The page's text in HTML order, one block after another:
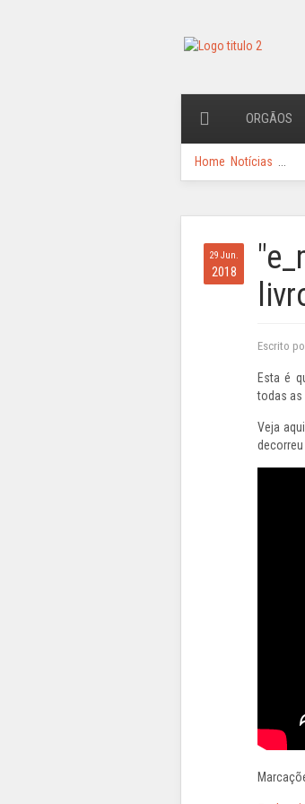
ORGÃOS
Home Notícias
29 Jun.
2018
Escrito
Esta é
todas as
Veja